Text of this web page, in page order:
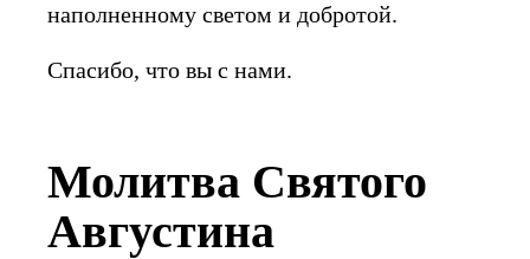
наполненному светом и добротой.
Спасибо, что вы с нами.
Молитва Святого
Августина